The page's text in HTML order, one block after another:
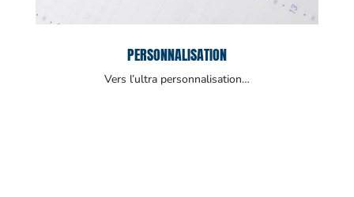
PERSONNALISATION
Vers l’ultra personnalisation…